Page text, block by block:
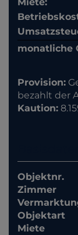
monatliche
Provision:
bezahlt der
Kaution:
Objektnr.
Zimmer
Objektart
Miete